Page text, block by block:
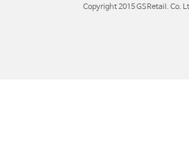
Copyright 2015 GSRetail. Co.